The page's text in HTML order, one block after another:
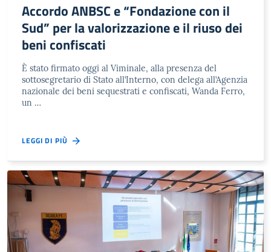
Accordo ANBSC e “Fondazione con il
Sud” per la valorizzazione e il riuso dei
beni confiscati
È stato firmato oggi al Viminale, alla presenza del
sottosegretario di Stato all’Interno, con delega all’Agenzia
nazionale dei beni sequestrati e confiscati, Wanda Ferro,
un …
LEGGI DI PIÙ